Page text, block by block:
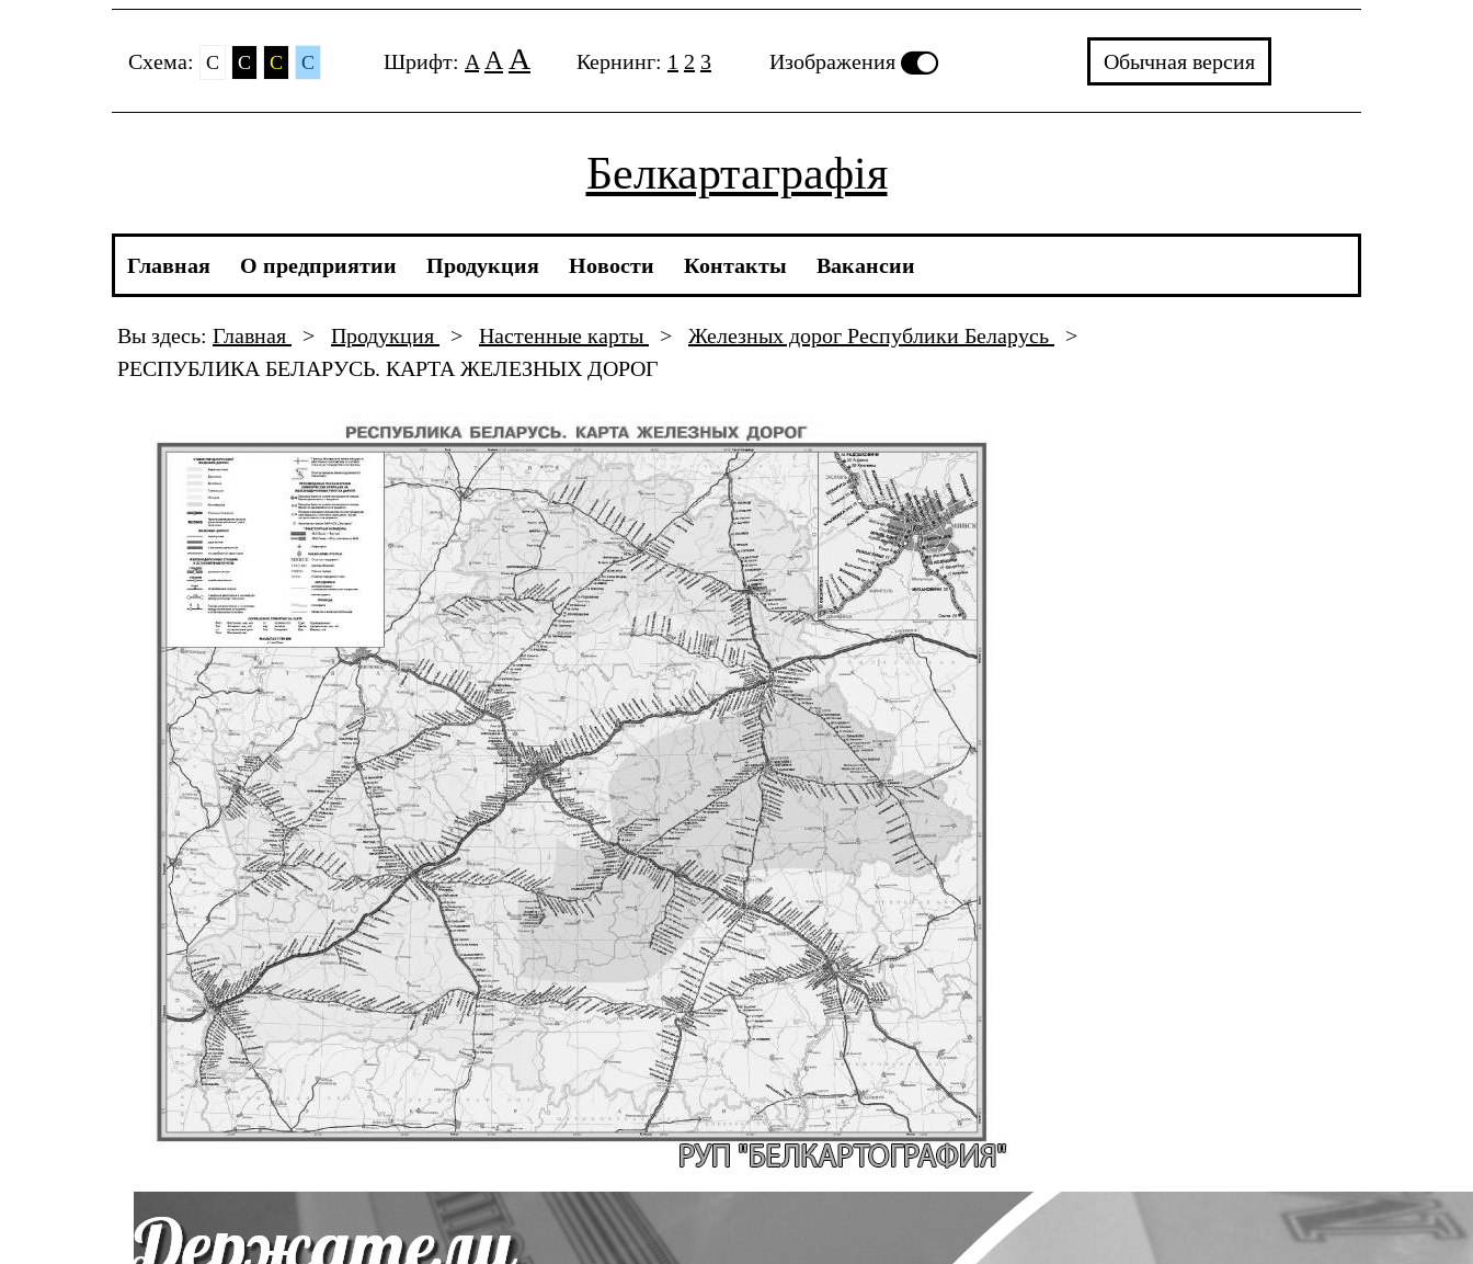
Cхема: C C C C Шрифт: A A A Кернинг: 1 2 3 Изображения Обычная версия
Белкартаграфія
Главная О предприятии Продукция Новости Контакты Вакансии
Вы здесь: Главная > Продукция > Настенные карты > Железных дорог Республики Беларусь
>
РЕСПУБЛИКА БЕЛАРУСЬ. КАРТА ЖЕЛЕЗНЫХ ДОРОГ